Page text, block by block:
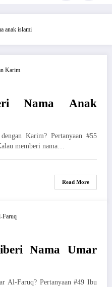
anak islami
Nama Anak
Karim? Pertanyaan #55
memberi nama…
Read More
Nama Umar
Al-Faruq? Pertanyaan #49 Ibu